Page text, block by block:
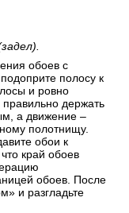
обоев с
полосу к
и ровно
держать
а движение –
полотнищу.
обои к
край обоев
обоев. После
и разгладьте